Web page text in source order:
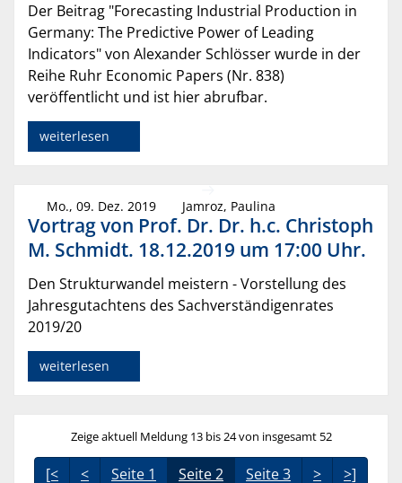
Der Beitrag "Forecasting Industrial Production in
Germany: The Predictive Power of Leading
Indicators" von Alexander Schlösser wurde in der
Reihe Ruhr Economic Papers (Nr. 838)
veröffentlicht und ist hier abrufbar.
weiterlesen
Mo., 09. Dez. 2019 Jamroz, Paulina
Vortrag von Prof. Dr. Dr. h.c. Christoph
M. Schmidt. 18.12.2019 um 17:00 Uhr.
Den Strukturwandel meistern - Vorstellung des
Jahresgutachtens des Sachverständigenrates
2019/20
weiterlesen
Zeige aktuell Meldung 13 bis 24 von insgesamt 52
[< < Seite 1 Seite 2 Seite 3 > >]